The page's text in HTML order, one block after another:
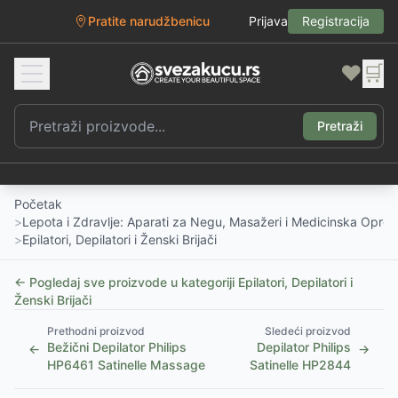
Pratite narudžbenicu Prijava Registracija
❤️ 🛒
Pretraži
Početak
>Lepota i Zdravlje: Aparati za Negu, Masažeri i Medicinska
>Epilatori, Depilatori i Ženski Brijači
← Pogledaj sve proizvode u kategoriji Epilatori, Depilatori i
Ženski Brijači
←
Prethodni proizvod
Bežični Depilator Philips
HP6461 Satinelle Massage
Sledeći proizvod
Depilator Philips
Satinelle HP2844
→